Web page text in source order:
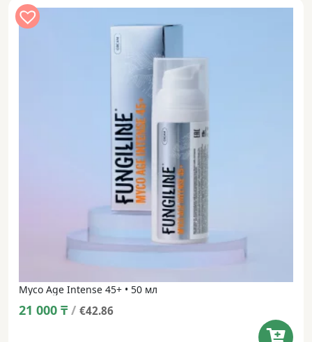
Myco Age Intense 45+ • 50 мл
21 000 ₸ / €42.86